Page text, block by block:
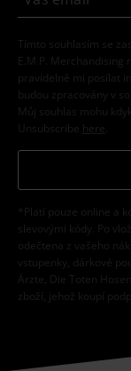
Tímto souhlasím se
E.M.P.
pravidelně mi posílat
budou zpracovány v
Můj souhlas mohu
Unsubscribe here
*Platí pouze online a
slevovými kódy. Po
odečtena z vašeho
vstupenky, dárkové
Ärzte, Die Toten
zboží, jehož koupí